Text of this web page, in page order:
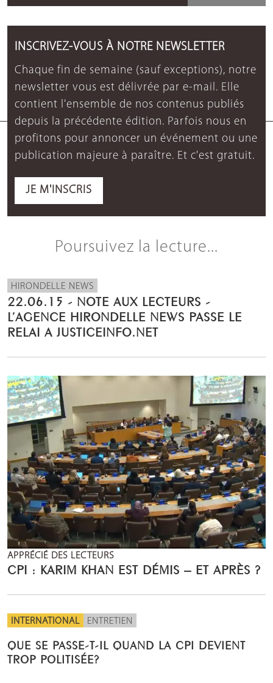
INSCRIVEZ-VOUS À NOTRE NEWSLETTER
Chaque fin de semaine (sauf exceptions), notre
newsletter vous est délivrée par e-mail. Elle
contient l'ensemble de nos contenus publiés
depuis la précédente édition. Parfois nous en
profitons pour annoncer un événement ou une
publication majeure à paraître. Et c'est gratuit.
JE M'INSCRIS
Poursuivez la lecture...
HIRONDELLE NEWS
22.06.15 - NOTE AUX LECTEURS -
L’AGENCE HIRONDELLE NEWS PASSE LE
RELAI A JUSTICEINFO.NET
APPRÉCIÉ DES LECTEURS
CPI : KARIM KHAN EST DÉMIS – ET APRÈS ?
INTERNATIONAL ENTRETIEN
QUE SE PASSE-T-IL QUAND LA CPI DEVIENT
TROP POLITISÉE?